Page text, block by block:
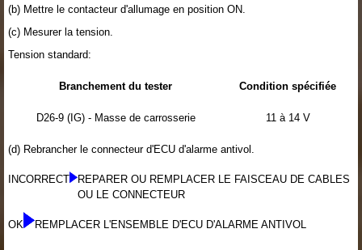
(b) Mettre le contacteur d'allumage en position ON.
(c) Mesurer la tension.
Tension standard:
Branchement du tester Condition spécifiée
D26-9 (IG) - Masse de carrosserie 11 à 14 V
(d) Rebrancher le connecteur d'ECU d'alarme antivol.
INCORRECT
REPARER OU REMPLACER LE FAISCEAU DE CABLES
OU LE CONNECTEUR
OK REMPLACER L'ENSEMBLE D'ECU D'ALARME ANTIVOL